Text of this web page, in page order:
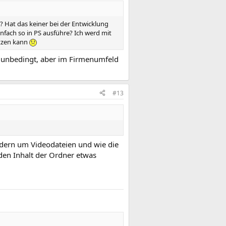
Hat das keiner bei der Entwicklung
so in PS ausführe? Ich werd mit
kann
aber im Firmenumfeld
#13
um Videodateien und wie die
Inhalt der Ordner etwas